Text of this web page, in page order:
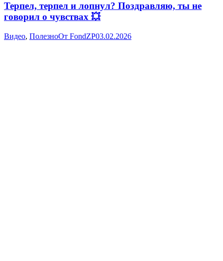
Терпел, терпел и лопнул? Поздравляю, ты не
говорил о чувствах 💥
Видео, ПолезноОт FondZP03.02.2026